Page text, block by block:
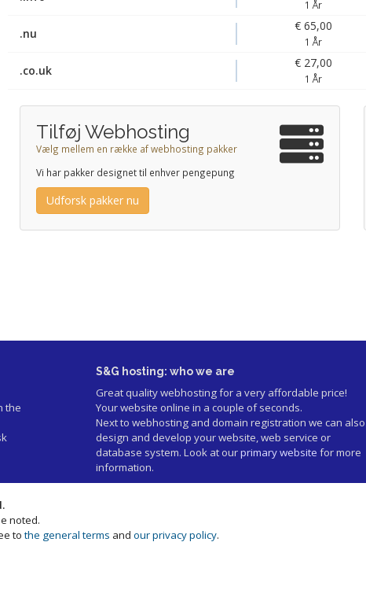
1 År
.nu
€ 65,00
1 År
.co.uk
€ 27,00
1 År
Tilføj Webhosting
Vælg mellem en række af webhosting pakker
Vi har pakker designet til enhver pengepung
Udforsk pakker nu
the
S&G hosting: who we are
Great quality webhosting for a very affordable price!
Your website online in a couple of seconds.
Next to webhosting and domain registration we can also
design and develop your website, web service or
database system. Look at ourprimary website for more
information.
noted.
tothe general terms and our privacy policy.